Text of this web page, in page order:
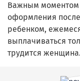
Важным моментом
оформления
ребенком,
выплачиваться
трудится женщина.